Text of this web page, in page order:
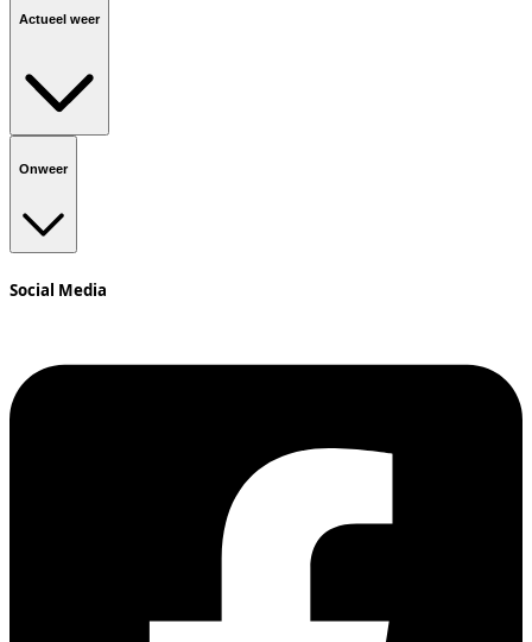
Actueel weer
Onweer
Social Media